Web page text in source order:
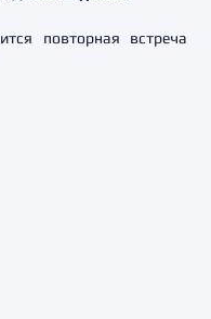
повторная встреча